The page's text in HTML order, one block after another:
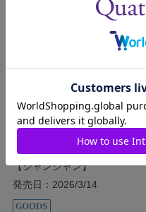
レザー調コンパクトメジャー
【シャンシャン】
発売日：2026/3/14